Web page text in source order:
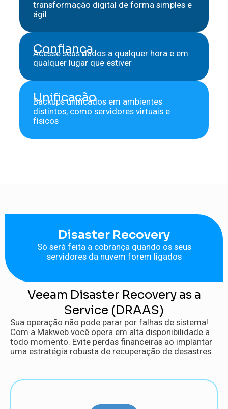
transformação digital de forma simples e
ágil
Confiança
Acesse seus dados a qualquer hora e em
qualquer lugar que estiver
Unificação
Backups unificados em ambientes
distintos, como servidores virtuais e
físicos
Disaster Recovery
Só será feita a cobrança quando os seus
servidores da nuvem forem ligados
Veeam Disaster Recovery as a
Service (DRAAS)
Sua operação não pode parar por falhas de sistema!
Com a Makweb você opera em alta disponibilidade a
todo momento. Evite perdas financeiras ao implantar
uma estratégia robusta de recuperação de desastres.